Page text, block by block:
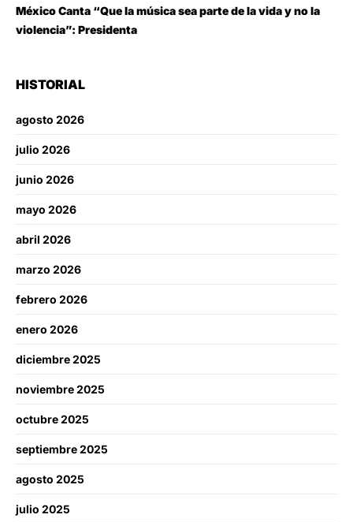
México Canta “Que la música sea parte de la vida y no la
violencia”: Presidenta
HISTORIAL
agosto 2026
julio 2026
junio 2026
mayo 2026
abril 2026
marzo 2026
febrero 2026
enero 2026
diciembre 2025
noviembre 2025
octubre 2025
septiembre 2025
agosto 2025
julio 2025